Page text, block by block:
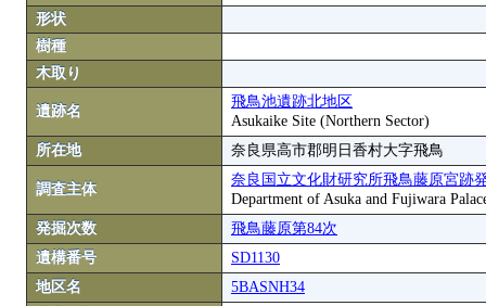
形状
樹種
木取り
遺跡名
飛鳥池遺跡北地区
Asukaike Site (Northern Sector)
所在地
奈良県高市郡明日香村大字飛鳥
調査主体
奈良国立文化財研究所飛鳥藤原宮跡
Department of Asuka and Fujiwara
発掘次数
飛鳥藤原第84次
遺構番号
SD1130
地区名
5BASNH34